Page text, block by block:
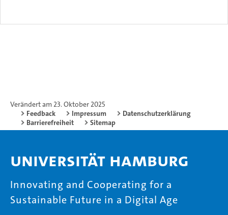
Verändert am 23. Oktober 2025
Feedback
Impressum
Datenschutzerklärung
Barrierefreiheit
Sitemap
Universität Hamburg
Innovating and Cooperating for a
Sustainable Future in a Digital Age